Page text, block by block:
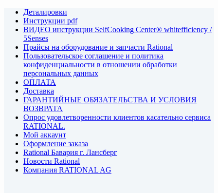
Деталировки
Инструкции pdf
ВИДЕО инструкции SelfCooking Center® whitefficiency /
5Senses
Прайсы на оборудование и запчасти Rational
Пользовательское соглашение и политика
конфиденциальности в отношении обработки
персональных данных
ОПЛАТА
Доставка
ГАРАНТИЙНЫЕ ОБЯЗАТЕЛЬСТВА И УСЛОВИЯ
ВОЗВРАТА
Опрос удовлетворенности клиентов касательно сервиса
RATIONAL.
Мой аккаунт
Оформление заказа
Rational Бавария г. Лансберг
Новости Rational
Компания RATIONAL AG